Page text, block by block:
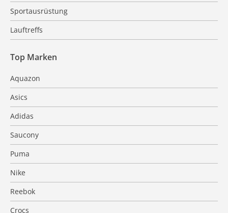
Sportausrüstung
Lauftreffs
Top Marken
Aquazon
Asics
Adidas
Saucony
Puma
Nike
Reebok
Crocs